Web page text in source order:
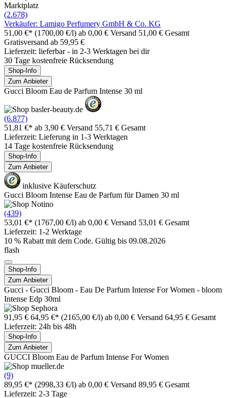
Marktplatz
(2.678)
Verkäufer: Lamigo Perfumery GmbH & Co. KG
51,00 €* (1700,00 €/l) ab 0,00 € Versand 51,00 € Gesamt
Gratisversand ab 59,95 €
Lieferzeit: lieferbar - in 2-3 Werktagen bei dir
30 Tage kostenfreie Rücksendung
Shop-Info
Zum Anbieter
Gucci Bloom Eau de Parfum Intense 30 ml
(6.877)
51,81 €* ab 3,90 € Versand 55,71 € Gesamt
Lieferzeit: Lieferung in 1-3 Werktagen
14 Tage kostenfreie Rücksendung
Shop-Info
Zum Anbieter
inklusive Käuferschutz
Gucci Bloom Intense Eau de Parfum für Damen 30 ml
(439)
53,01 €* (1767,00 €/l) ab 0,00 € Versand 53,01 € Gesamt
Lieferzeit: 1-2 Werktage
10 % Rabatt mit dem Code. Gültig bis 09.08.2026
flash
Shop-Info
Zum Anbieter
Gucci - Gucci Bloom - Eau De Parfum Intense For Women - bloom
Intense Edp 30ml
91,95 € 64,95 €* (2165,00 €/l) ab 0,00 € Versand 64,95 € Gesamt
Lieferzeit: 24h bis 48h
Shop-Info
Zum Anbieter
GUCCI Bloom Eau de Parfum Intense For Women
(9)
89,95 €* (2998,33 €/l) ab 0,00 € Versand 89,95 € Gesamt
Lieferzeit: 2-3 Tage